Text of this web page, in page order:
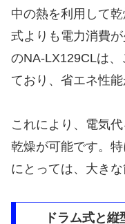
中の熱を利用して
式よりも電力消費
のNA-LX129CLは
ており、省エネ性能
これにより、電気
乾燥が可能です。
にとっては、大き
ドラム式と